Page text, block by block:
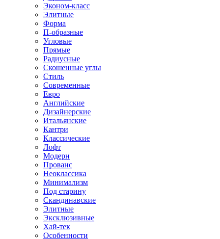
Эконом-класс
Элитные
Форма
П-образные
Угловые
Прямые
Радиусные
Скошенные углы
Стиль
Современные
Евро
Английские
Дизайнерские
Итальянские
Кантри
Классические
Лофт
Модерн
Прованс
Неоклассика
Минимализм
Под старину
Скандинавские
Элитные
Эксклюзивные
Хай-тек
Особенности